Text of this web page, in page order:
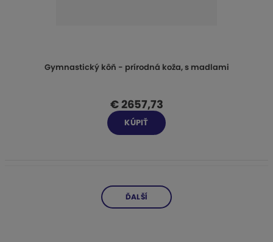
Gymnastický kôň - prírodná koža, s madlami
€ 2657,73
KÚPIŤ
ĎALŠÍ